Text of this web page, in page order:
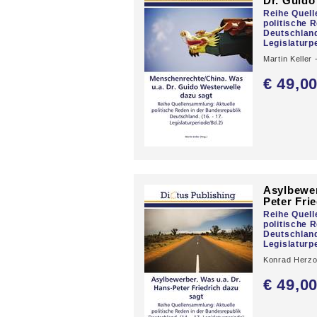
Reihe
politische
Martin Keller
€ 49,00
Peter
Reihe
politische
Konrad
€ 49,00